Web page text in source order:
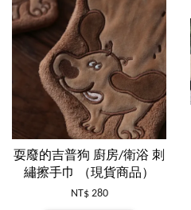
耍廢的吉普狗 廚房/衛浴 刺
繡擦手巾 （現貨商品）
NT$ 280